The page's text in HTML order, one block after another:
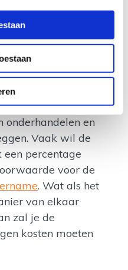
om de
op te leveren.
afspreken
andere
hem of haar
Of dat een
overneemt.
onderhandelen en
Vaak wil de
percentage
voor de
. Wat als het
van elkaar
zal je de
kosten moeten